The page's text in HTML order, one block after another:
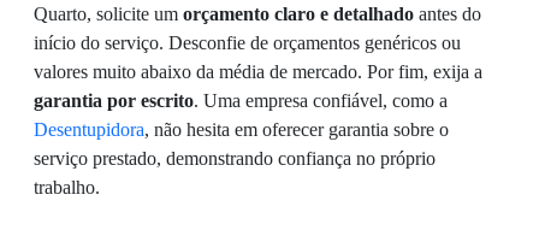
Quarto, solicite um orçamento claro e detalhado antes do
início do serviço. Desconfie de orçamentos genéricos ou
valores muito abaixo da média de mercado. Por fim, exija a
garantia por escrito. Uma empresa confiável, como a
Desentupidora, não hesita em oferecer garantia sobre o
serviço prestado, demonstrando confiança no próprio
trabalho.